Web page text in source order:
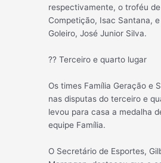
respectivamente, o troféu
Competição, Isac Santana,
Goleiro, José Junior Silva.
?? Terceiro e quarto lugar
Os times Família Geração e
nas disputas do terceiro e
levou para casa a medalha
equipe Família.
O Secretário de Esportes,